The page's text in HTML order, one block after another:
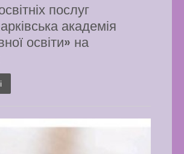
послуг
академія
освіти» на